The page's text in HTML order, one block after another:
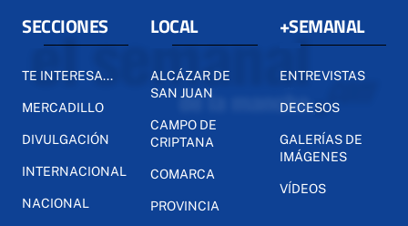
SECCIONES
TE INTERESA...
MERCADILLO
DIVULGACIÓN
INTERNACIONAL
NACIONAL
LOCAL
ALCÁZAR DE
SAN JUAN
CAMPO DE
CRIPTANA
COMARCA
PROVINCIA
+SEMANAL
ENTREVISTAS
DECESOS
GALERÍAS DE
IMÁGENES
VÍDEOS